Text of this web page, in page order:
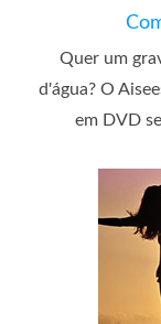
Quer um
d'água? O
em DVD